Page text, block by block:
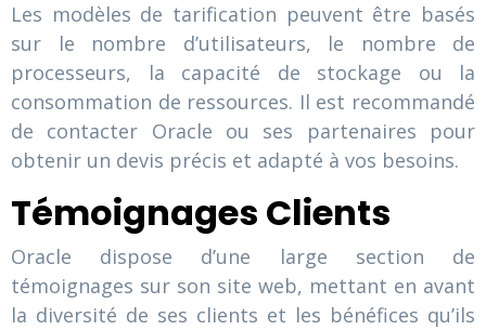
Les modèles de tarification peuvent être basés
sur le nombre d’utilisateurs, le nombre de
processeurs, la capacité de stockage ou la
consommation de ressources. Il est recommandé
de contacter Oracle ou ses partenaires pour
obtenir un devis précis et adapté à vos besoins.
Témoignages Clients
Oracle dispose d’une large section de
témoignages sur son site web, mettant en avant
la diversité de ses clients et les bénéfices qu’ils